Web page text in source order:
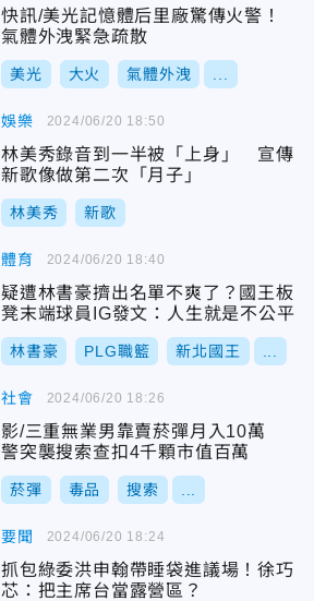
快訊/美光記憶體后里廠驚傳火警！
氣體外洩緊急疏散
美光 大火 氣體外洩
娛樂
林美秀錄音到一半被「上身」 宣傳
新歌像做第二次「月子」
林美秀 新歌
2024/06/20 18:50
體育
疑遭林書豪擠出名單不爽了？國王板
凳末端球員IG發文：人生就是不公平
林書豪 PLG職籃 新北國王
2024/06/20 18:40
社會
影/三重無業男靠賣菸彈月入10萬
警突襲搜索查扣4千顆市值百萬
菸彈 毒品 搜索
2024/06/20 18:26
要聞
抓包綠委洪申翰帶睡袋進議場！徐巧
芯：把主席台當露營區？
2024/06/20 18:24